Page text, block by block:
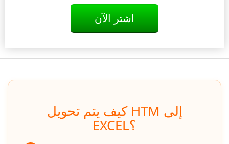
اشتر الآن
كيف يتم تحويل HTM إلى
EXCEL؟